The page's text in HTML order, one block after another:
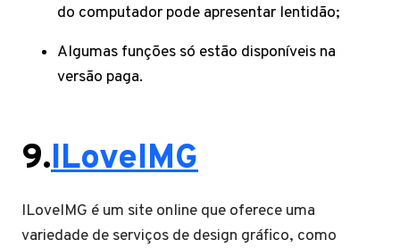
do computador pode apresentar lentidão;
Algumas funções só estão disponíveis na
versão paga.
9.ILoveIMG
ILoveIMG é um site online que oferece uma
variedade de serviços de design gráfico, como